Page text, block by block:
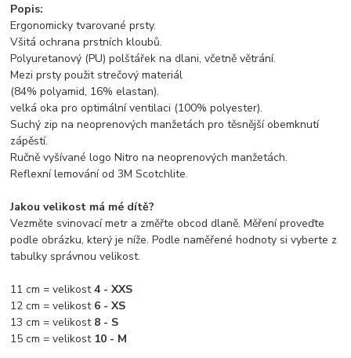
Popis:
Ergonomicky tvarované prsty.
Všitá ochrana prstních kloubů.
Polyuretanový (PU) polštářek na dlani, včetně větrání.
Mezi prsty použit strečový materiál
(84% polyamid, 16% elastan).
velká oka pro optimální ventilaci (100% polyester).
Suchý zip na neoprenových manžetách pro těsnější obemknutí
zápěstí.
Ručně vyšívané logo Nitro na neoprenových manžetách.
Reflexní lemování od 3M Scotchlite.
Jakou velikost má mé dítě?
Vezměte svinovací metr a změřte obcod dlaně. Měření proveďte
podle obrázku, který je níže. Podle naměřené hodnoty si vyberte z
tabulky správnou velikost.
11 cm = velikost4 - XXS
12 cm = velikost 6 - XS
13 cm = velikost 8 - S
15 cm = velikost 10 - M